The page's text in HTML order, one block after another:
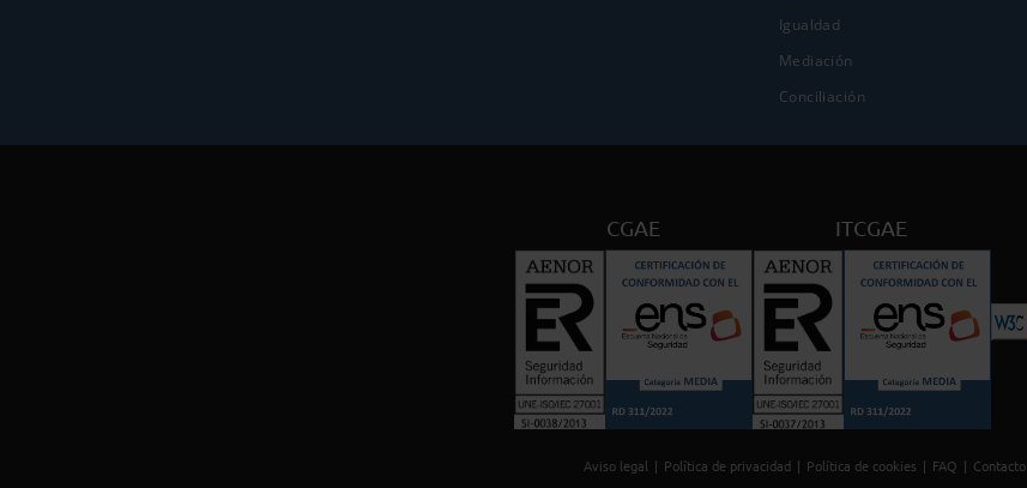
Igualdad
Mediación
Conciliación
CGAE ITCGAE
Aviso legal Política de privacidad Política de cookies FAQ Contacto